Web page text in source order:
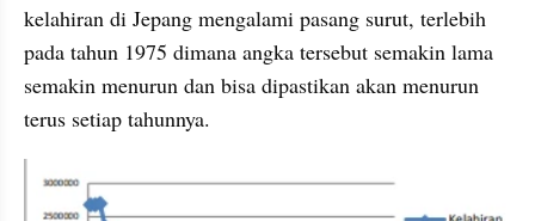
kelahiran di Jepang mengalami pasang surut, terlebih
pada tahun 1975 dimana angka tersebut semakin lama
semakin menurun dan bisa dipastikan akan menurun
terus setiap tahunnya.